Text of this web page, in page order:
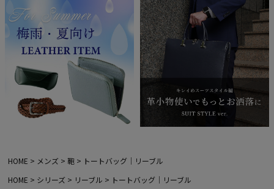
HOME メンズ 鞄
トートバッグ｜リーブル
HOME
シリーズ リーブル
トートバッグ｜リーブル